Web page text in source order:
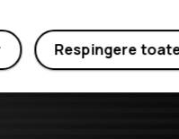
Respingere